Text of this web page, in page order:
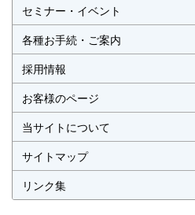
ISO認証（マネジメントシステム）
ISO 9001 （品質）
ISO 14001（環境）
ISO 55001（アセット）
ISO 45001（労働安全衛生）
ISO 27001（情報セキュリティ）
MSAの審査認証
ISOとは？
JIS製品認証
JIS製品認証の手続き
認証リスト
セミナー・イベント
各種お手続・ご案内
採用情報
お客様のページ
当サイトについて
サイトマップ
リンク集